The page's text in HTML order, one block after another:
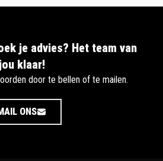
je advies? Het team van
klaar!
door te bellen of te mailen.
ONS